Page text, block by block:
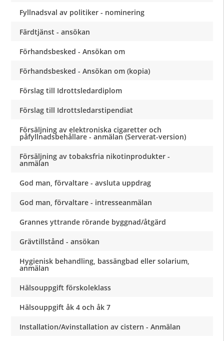
Fyllnadsval av politiker - nominering
Färdtjänst - ansökan
Förhandsbesked - Ansökan om
Förhandsbesked - Ansökan om (kopia)
Förslag till Idrottsledardiplom
Förslag till Idrottsledarstipendiat
Försäljning av elektroniska cigaretter och
påfyllnadsbehållare - anmälan (Serverat-version)
Försäljning av tobaksfria nikotinprodukter -
anmälan
God man, förvaltare - avsluta uppdrag
God man, förvaltare - intresseanmälan
Grannes yttrande rörande byggnad/åtgärd
Grävtillstånd - ansökan
Hygienisk behandling, bassängbad eller solarium,
anmälan
Hälsouppgift förskoleklass
Hälsouppgift åk 4 och åk 7
Installation/Avinstallation av cistern - Anmälan